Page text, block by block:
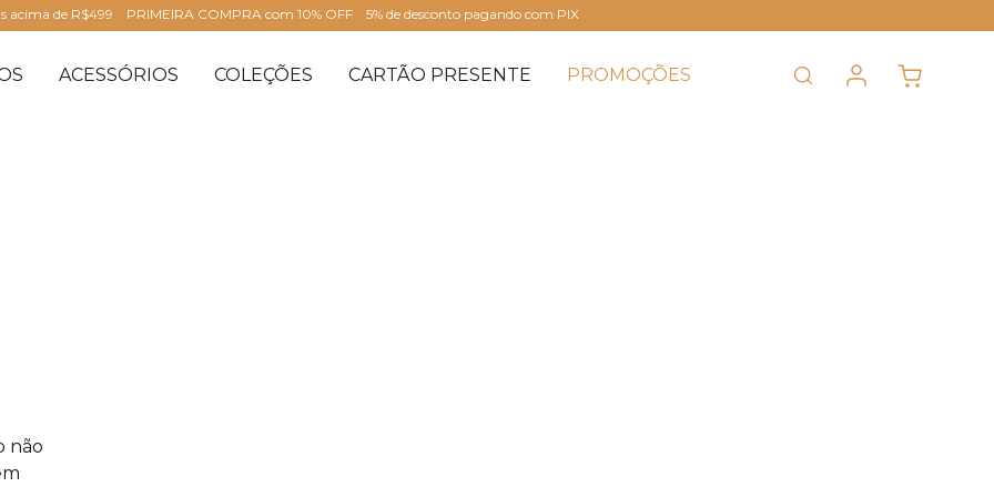
acima de R$499 PRIMEIRA COMPRA com 10% OFF 5% de desconto pagando com PIX
ACESSÓRIOS COLEÇÕES CARTÃO PRESENTE PROMOÇÕES
não